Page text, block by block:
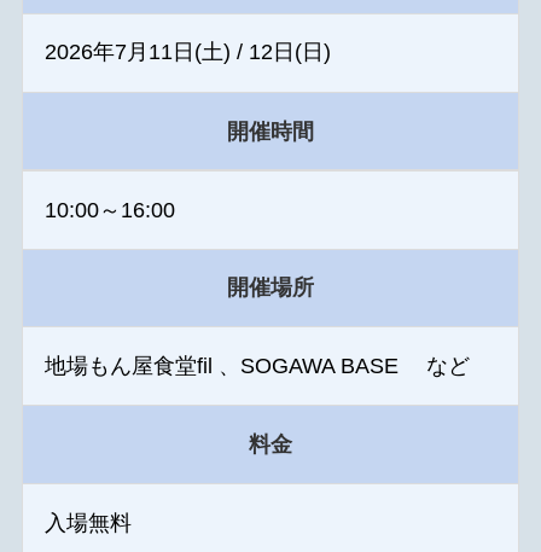
2026年7月11日(土) / 12日(日)
開催時間
10:00～16:00
開催場所
地場もん屋食堂fil 、SOGAWA BASE など
料金
入場無料